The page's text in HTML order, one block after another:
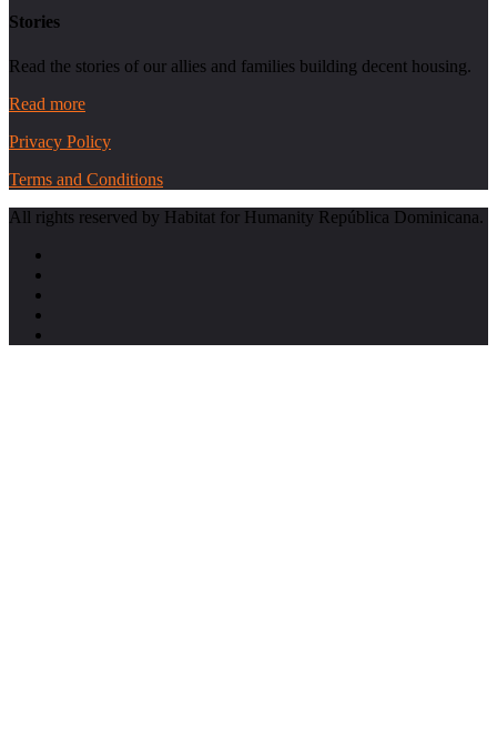
Stories
Read the stories of our allies and families building decent housing.
Read more
Privacy Policy
Terms and Conditions
All rights reserved by Habitat for Humanity República Dominicana.